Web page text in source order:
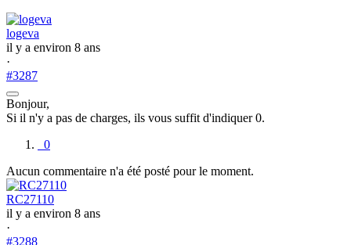
logeva
il y a environ 8 ans
·
#3287
Bonjour,
Si il n'y a pas de charges, ils vous suffit d'indiquer 0.
0
Aucun commentaire n'a été posté pour le moment.
RC27110
il y a environ 8 ans
·
#3288